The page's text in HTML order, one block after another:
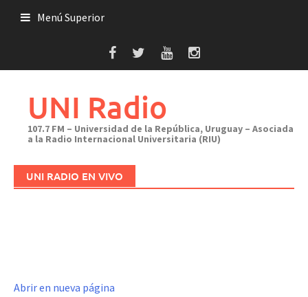
Menú Superior
UNI Radio
107.7 FM – Universidad de la República, Uruguay – Asociada
a la Radio Internacional Universitaria (RIU)
UNI RADIO EN VIVO
Abrir en nueva página